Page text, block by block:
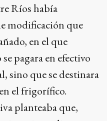
Ríos había
modificación que
en el que
pagara en efectivo
sino que se destinara
el frigorífico.
planteaba que,